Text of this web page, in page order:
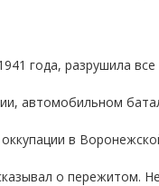
года, разрушила
автомобильном
в
о пережитом.